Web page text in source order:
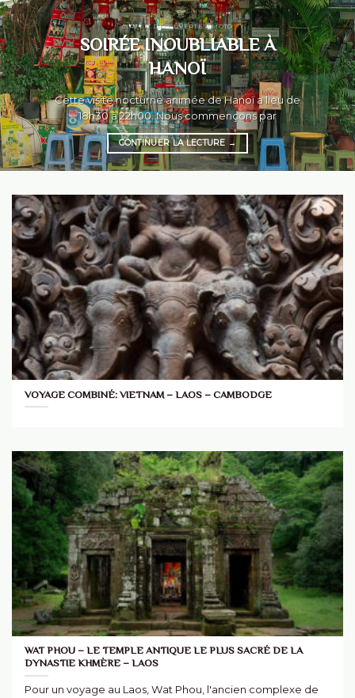
CIRCUIT DÉCOUVERTE À MOTO
SOIRÉE INOUBLIABLE À
HANOÏ
Cette visite nocturne animée de Hanoï a lieu de
18h30 à 22h00. Nous commençons par
CONTINUER LA LECTURE →
VOYAGE COMBINÉ: VIETNAM – LAOS – CAMBODGE
WAT PHOU – LE TEMPLE ANTIQUE LE PLUS SACRÉ DE LA
DYNASTIE KHMÈRE – LAOS
Pour un voyage au Laos, Wat Phou, l'ancien complexe de